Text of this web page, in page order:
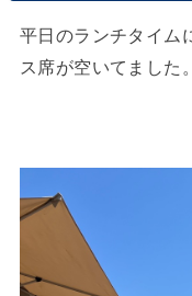
平日のランチタイム
ス席が空いてました。